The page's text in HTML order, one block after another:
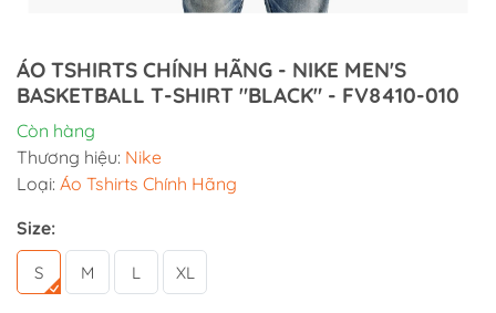
ÁO TSHIRTS CHÍNH HÃNG - NIKE MEN'S
BASKETBALL T-SHIRT "BLACK" - FV8410-010
Còn hàng
Thương hiệu: Nike
Loại: Áo Tshirts Chính Hãng
Size:
S M L XL